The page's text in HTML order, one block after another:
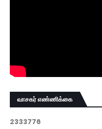
வாசகர் எண்ணிக்கை
2333776